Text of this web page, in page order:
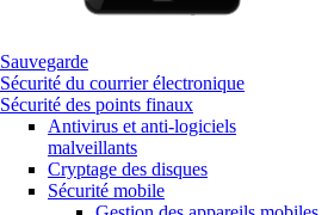
Sauvegarde
Sécurité du courrier électronique
Sécurité des points finaux
Antivirus et anti-logiciels
malveillants
Cryptage des disques
Sécurité mobile